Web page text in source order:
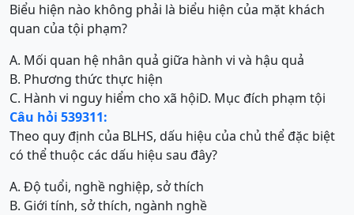
Biểu hiện nào không phải là biểu hiện của mặt khách
quan của tội phạm?
A. Mối quan hệ nhân quả giữa hành vi và hậu quả
B. Phương thức thực hiện
C. Hành vi nguy hiểm cho xã hộiD. Mục đích phạm tội
Câu hỏi 539311:
Theo quy định của BLHS, dấu hiệu của chủ thể đặc biệt
có thể thuộc các dấu hiệu sau đây?
A. Độ tuổi, nghề nghiệp, sở thích
B. Giới tính, sở thích, ngành nghề